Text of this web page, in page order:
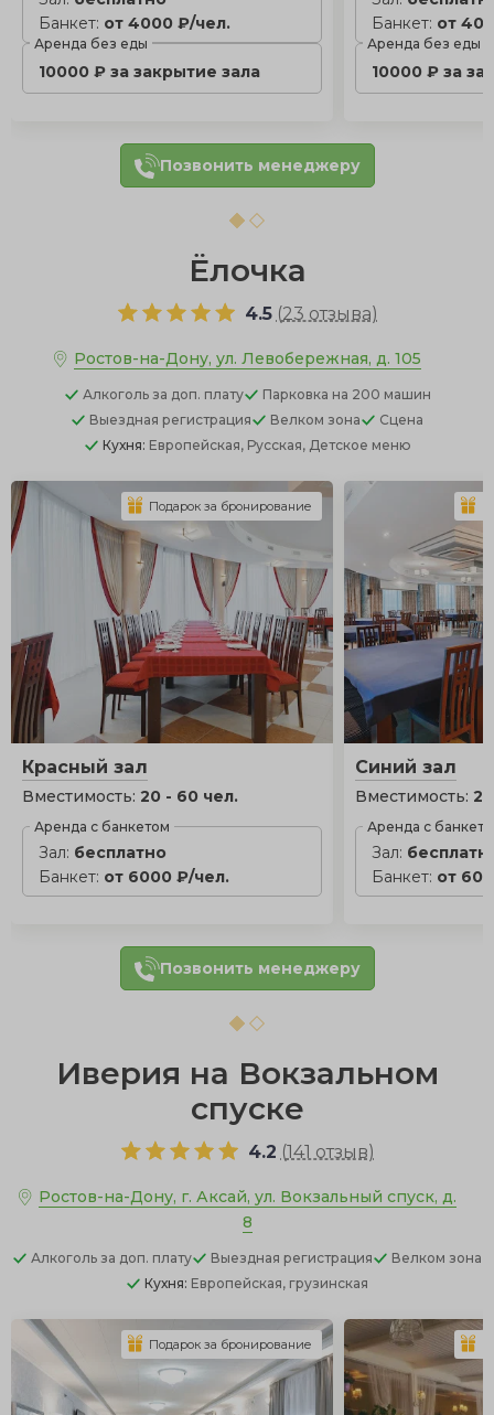
Банкет: от 4000 ₽/чел.
Аренда без еды
10000 ₽ за закрытие зала
Банкет: от
Аренда без еды
10000 ₽ за
Позвонить менеджеру
Ёлочка
4.5 (23 отзыва)
Ростов-на-Дону, ул. Левобережная, д. 105
Алкоголь за доп. плату Парковка на 200 машин
Выездная регистрация
Велком зона
Сцена
Кухня: Европейская, Русская, Детское меню
Красный зал
Вместимость: 20 - 60 чел.
Аренда с банкетом
Зал: бесплатно
Банкет: от 6000 ₽/чел.
Подарок за бронирование
Синий зал
Вместимость:
Аренда с
Зал:
Банкет: от
Позвонить менеджеру
Иверия на Вокзальном
спуске
4.2 (141 отзыв)
Ростов-на-Дону, г. Аксай, ул. Вокзальный спуск, д.
8
Алкоголь за доп. плату Выездная регистрация
Велком зона
Кухня: Европейская, грузинская
Подарок за бронирование